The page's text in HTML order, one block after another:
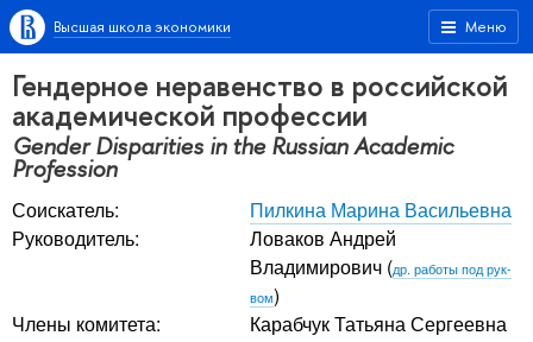
Меню
Высшая школа экономики
Гендерное неравенство в российской
академической профессии
Gender Disparities in the Russian Academic
Profession
Соискатель:
Пилкина Марина Васильевна
Руководитель:
Ловаков Андрей
Владимирович (др. работы под рук-
вом)
Члены комитета:
Карабчук Татьяна Сергеевна